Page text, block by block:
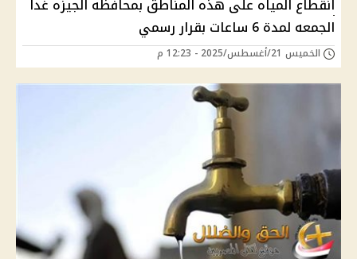
انقطاع المياه على هذه المناطق بمحافظه الجيزه غدا
الجمعه لمدة 6 ساعات بقرار رسمي
الخميس 21/أغسطس/2025 - 12:23 م